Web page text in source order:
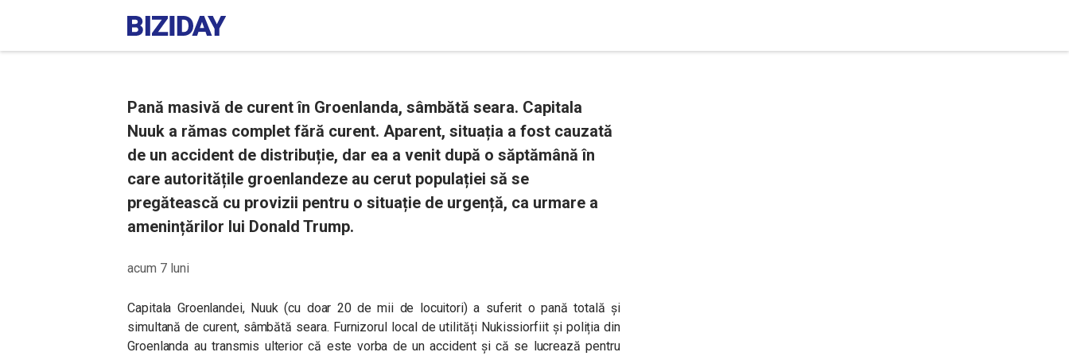
Pană masivă de curent în Groenlanda, sâmbătă seara. Capitala
Nuuk a rămas complet fără curent. Aparent, situația a fost cauzată
de un accident de distribuție, dar ea a venit după o săptămână în
care autoritățile groenlandeze au cerut populației să se
pregătească cu provizii pentru o situație de urgență, ca urmare a
amenințărilor lui Donald Trump.
acum 7 luni
Capitala Groenlandei, Nuuk (cu doar 20 de mii de locuitori) a suferit o pană totală și
simultană de curent, sâmbătă seara. Furnizorul local de utilități Nukissiorfiit și poliția din
Groenlanda au transmis ulterior că este vorba de un accident și că se lucrează pentru